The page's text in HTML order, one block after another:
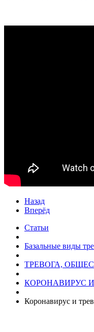
Назад
Вперёд
Статьи
Базальные виды
ТРЕВОГА,
КОРОНАВИРУС
Коронавирус и